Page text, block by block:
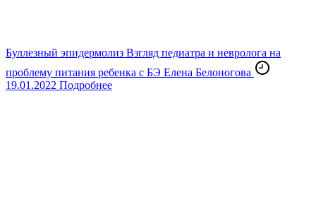
Буллезный эпидермолиз Взгляд педиатра и невролога на
проблему питания ребенка с БЭ Елена Белоногова
19.01.2022 Подробнее